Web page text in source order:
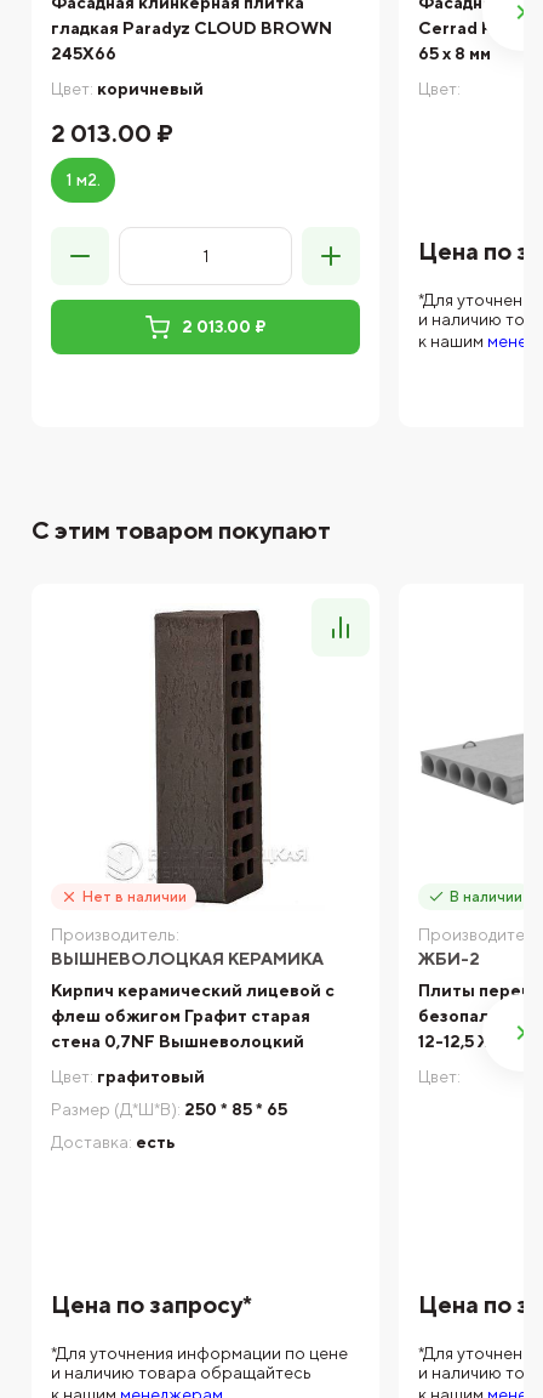
гладкая Paradyz CLOUD BROWN
245X66
Цвет: коричневый
2 013.00 ₽
1 м2.
2 013.00 ₽
Cerrad Retro
65 x 8 мм
Цвет:
Цена по
*Для
и наличию
к нашим
С этим товаром покупают
Нет в наличии
Производитель:
ВЫШНЕВОЛОЦКАЯ КЕРАМИКА
Кирпич керамический лицевой с
флеш обжигом Графит старая
стена 0,7NF Вышневолоцкий
Цвет: графитовый
Размер (Д*Ш*В): 250 * 85 * 65
Доставка: есть
Цена по запросу*
*Для уточнения информации по цене
и наличию товара обращайтесь
В наличии
ЖБИ-2
Плиты
12-12,5 ЖБИ-2
Цвет:
Цена по
*Для
и наличию